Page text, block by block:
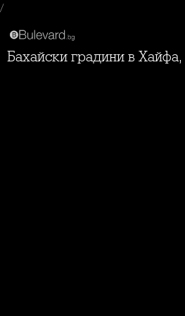
/
Бахайски градини в